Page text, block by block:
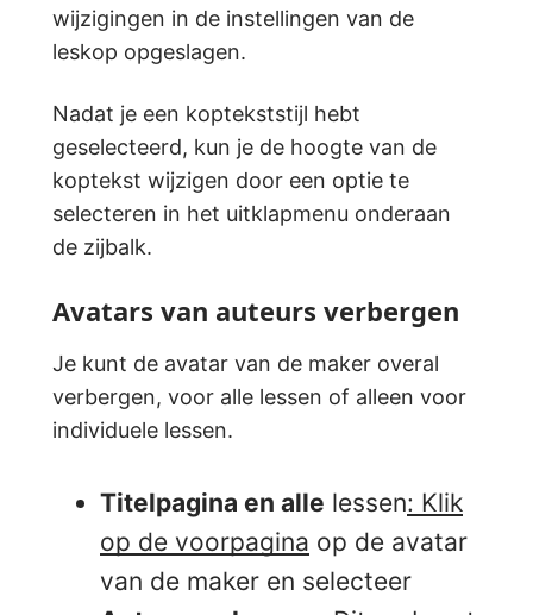
wijzigingen in de instellingen van de
leskop opgeslagen.
Nadat je een koptekststijl hebt
geselecteerd, kun je de hoogte van de
koptekst wijzigen door een optie te
selecteren in het uitklapmenu onderaan
de zijbalk.
Avatars van auteurs verbergen
Je kunt de avatar van de maker overal
verbergen, voor alle lessen of alleen voor
individuele lessen.
Titelpagina en alle lessen: Klik
op de voorpagina op de avatar
van de maker en selecteer